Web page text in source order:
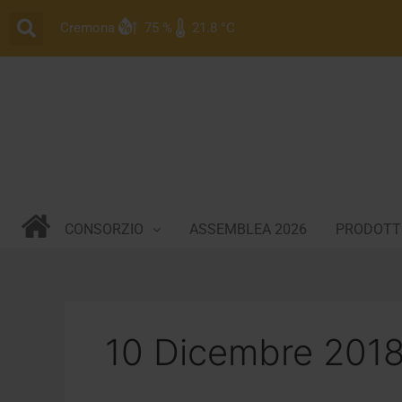
contenuto
Cremona 75 % 21.8 °C
CONSORZIO ASSEMBLEA 2026
10 Dicembre 2018